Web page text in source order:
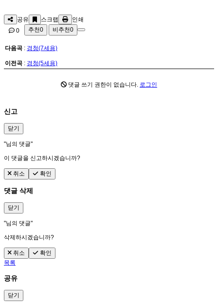
공유 스크랩
인쇄
0
추천0 비추천0
다음곡 : 경청(7세용)
이전곡 : 경청(5세용)
댓글 쓰기 권한이 없습니다. 로그인
신고
닫기
"님의 댓글"
이 댓글을 신고하시겠습니까?
취소 확인
댓글 삭제
닫기
"님의 댓글"
삭제하시겠습니까?
취소
확인
목록
공유
닫기